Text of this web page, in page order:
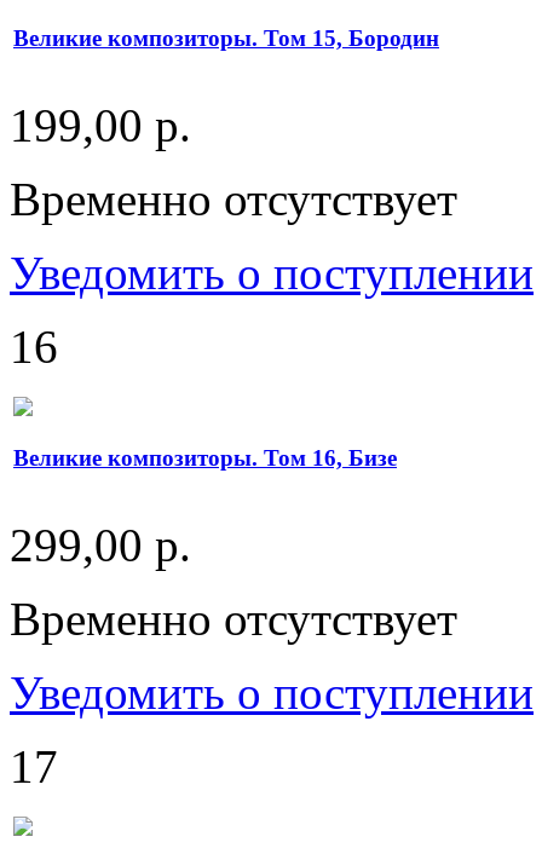
Великие композиторы. Том 15, Бородин
199,00 р.
Временно отсутствует
Уведомить о поступлении
16
Великие композиторы. Том 16, Бизе
299,00 р.
Временно отсутствует
Уведомить о поступлении
17